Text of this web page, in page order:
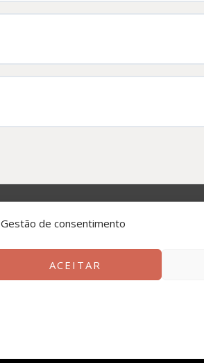
Gestão de consentimento
ACEITAR
Casa Ganapati